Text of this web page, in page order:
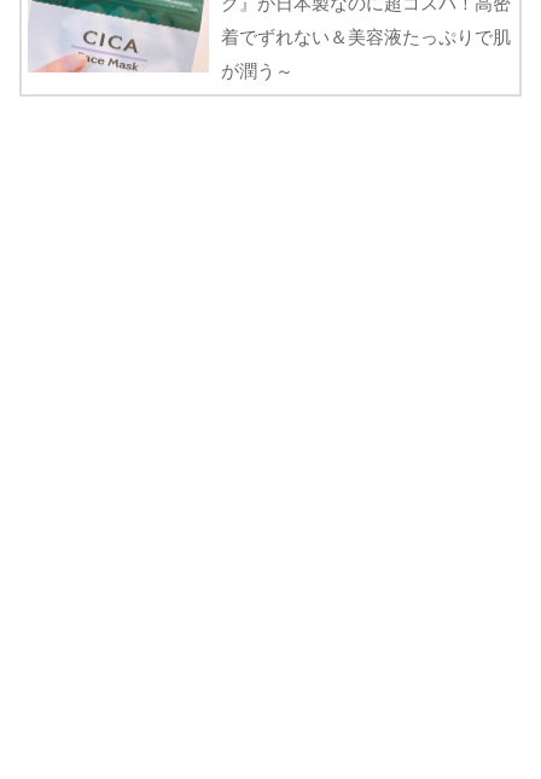
着でずれない＆美容液たっぷりで肌
が潤う～